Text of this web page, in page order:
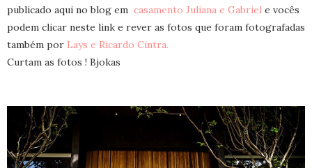
publicado aqui no blog em casamento Juliana e Gabriel e vocês
podem clicar neste link e rever as fotos que foram fotografadas
também por Lays e Ricardo Cintra.
Curtam as fotos ! Bjokas